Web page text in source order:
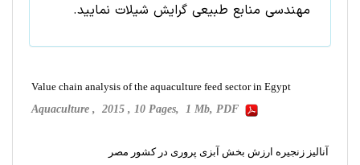
مهندسی منابع طبيعی گرایش شیلات نمایید.
Value chain analysis of the aquaculture feed sector in Egypt
Aquaculture , 2015 , 10 Pages, 1 Mb, PDF
آنالیز زنجیره ارزش بخش آبزی پروری در کشور مصر